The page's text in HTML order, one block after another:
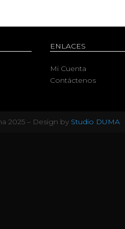
ENLACES
Mi Cuenta
Contáctenos
2025 – Design by Studio DUMA